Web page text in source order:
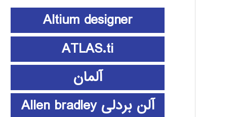
Altium designer
ATLAS.ti
آلمان
آلن بردلی Allen bradley